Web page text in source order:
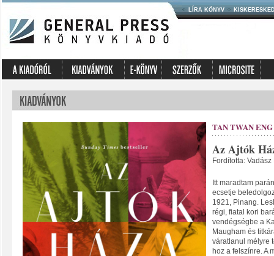
LÍRA KÖNYV
TAN TWAN ENG
Az Ajtók
Fordította: Vadász
Itt maradtam
ecsetje
1921, Pinang.
régi, fiatal kori
vendégségbe a
Maugham és
váratlanul mélyre
hoz a felszínre. A